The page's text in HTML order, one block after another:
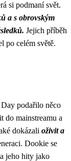
si podmaní svět.
a s obrovským
Jejich příběh
po celém světě.
podařilo něco
do mainstreamu a
dokázali oživit a
Dookie se
jeho hity jako